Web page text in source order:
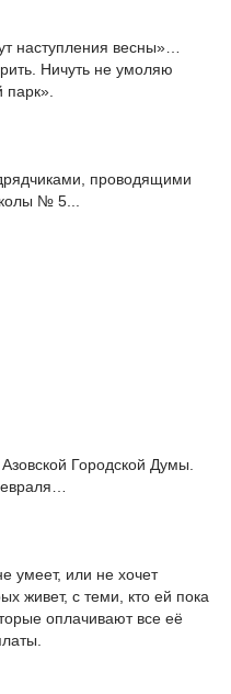
наступления весны»…
Ничуть не умоляю
проводящими
№ 5...
Городской Думы.
умеет, или не хочет
живет, с теми, кто ей пока
оплачивают все её